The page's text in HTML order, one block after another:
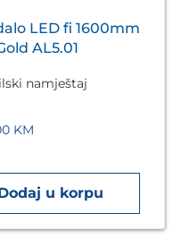
LED fi 1600mm
AL5.01
namještaj
KM
u korpu